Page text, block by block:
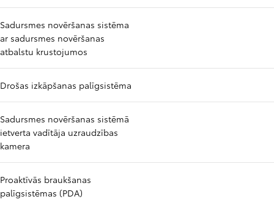
Sadursmes novēršanas sistēma
ar sadursmes novēršanas
atbalstu krustojumos
Drošas izkāpšanas palīgsistēma
Sadursmes novēršanas sistēmā
ietverta vadītāja uzraudzības
kamera
Proaktīvās braukšanas
palīgsistēmas (PDA)